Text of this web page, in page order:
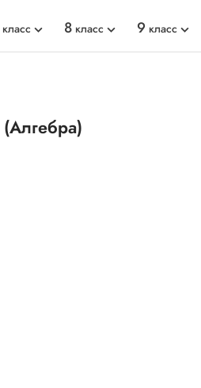
класс 8 класс 9 класс
(Алгебра)